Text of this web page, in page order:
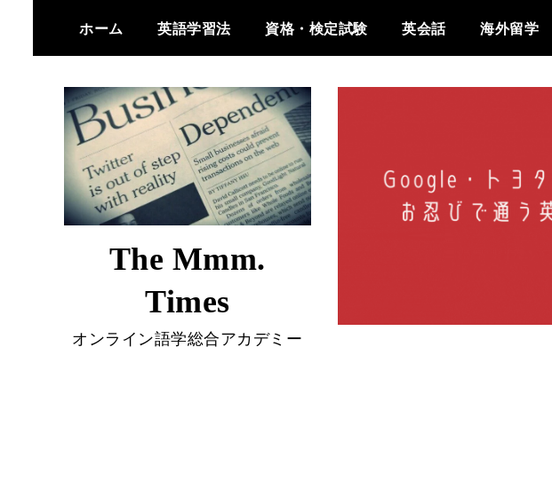
content
ホーム 英語学習法 資格・検定試験 英会話 海外留学
The Mmm.
Times
オンライン語学総合アカデミー